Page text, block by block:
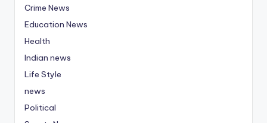
Crime News
Education News
Health
Indian news
Life Style
news
Political